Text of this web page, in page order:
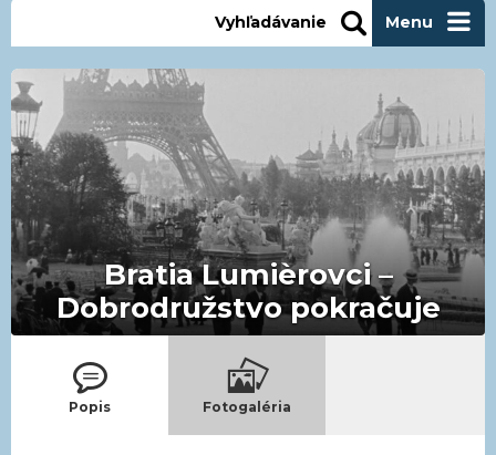
Menu
Vyhľadávanie
Bratia Lumièrovci –
Dobrodružstvo pokračuje
Popis Fotogaléria